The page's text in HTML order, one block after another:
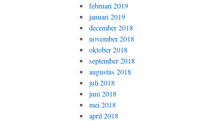
februari 2019
januari 2019
december 2018
november 2018
oktober 2018
september 2018
augustus 2018
juli 2018
juni 2018
mei 2018
april 2018